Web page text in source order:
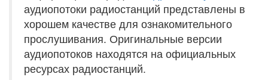
аудиопотоки радиостанций представлены в
хорошем качестве для ознакомительного
прослушивания. Оригинальные версии
аудиопотоков находятся на официальных
ресурсах радиостанций.